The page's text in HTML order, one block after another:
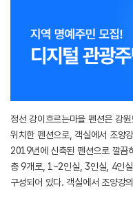
정선 강이흐르는마을 펜션은 강
위치한 펜션으로, 객실에서 조양
2019년에 신축된 펜션으로 깔끔
총 9개로, 1~2인실, 3인실, 4인
구성되어 있다. 객실에서 조양강
내에는 전망 좋은 테라스도 마련